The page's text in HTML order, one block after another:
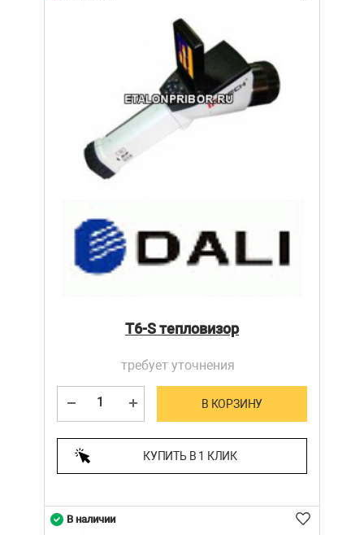
T6-S тепловизор
требует уточнения
В КОРЗИНУ
КУПИТЬ В 1 КЛИК
В наличии